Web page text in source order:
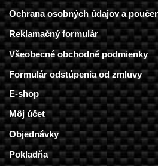
Ochrana osobných údajov a
Reklamačný formulár
Všeobecné obchodné podmienky
Formulár odstúpenia od zmluvy
E-shop
Môj účet
Objednávky
Pokladňa